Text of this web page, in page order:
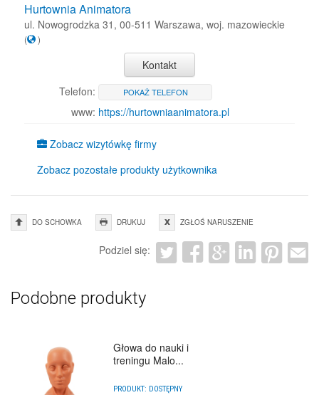
Hurtownia Animatora
ul. Nowogrodzka 31, 00-511 Warszawa, woj. mazowieckie
( )
Kontakt
Telefon:
POKAŻ TELEFON
www: https://hurtowniaanimatora.pl
Zobacz wizytówkę firmy
Zobacz pozostałe produkty użytkownika
DO SCHOWKA DRUKUJ ZGŁOŚ NARUSZENIE
Podziel się:
Podobne produkty
Głowa do nauki i
treningu Malo...
PRODUKT: DOSTĘPNY